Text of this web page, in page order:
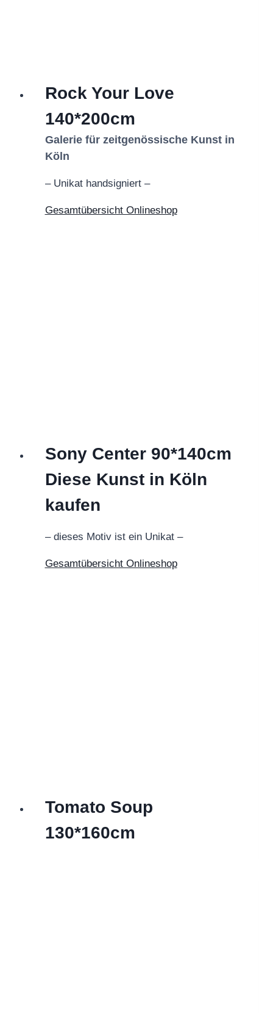
Rock Your Love
140*200cm
Galerie für zeitgenössische Kunst in
Köln
– Unikat handsigniert –
Gesamtübersicht Onlineshop
Sony Center 90*140cm
Diese Kunst in Köln
kaufen
– dieses Motiv ist ein Unikat –
Gesamtübersicht Onlineshop
Tomato Soup
130*160cm